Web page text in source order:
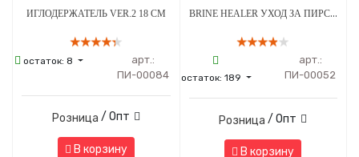
ИГЛОДЕРЖАТЕЛЬ VER.2 18 СМ
остаток: 8
арт.:
ПИ-00084
Розница / Опт
В корзину
BRINE HEALER УХОД ЗА ПИРСИНГОМ - СРЕДСТВО ДЛЯ ЗАЖИВЛЕНИЯ - 100 МЛ
остаток: 189
арт.:
ПИ-00052
Розница / Опт
В корзину